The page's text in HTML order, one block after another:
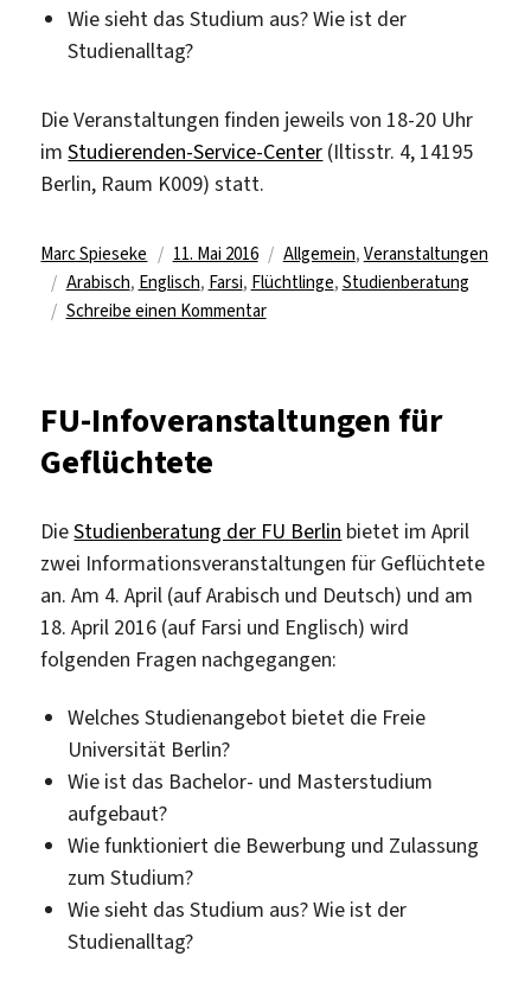
Wie sieht das Studium aus? Wie ist der
Studienalltag?
Die Veranstaltungen finden jeweils von 18-20 Uhr
imStudierenden-Service-Center (Iltisstr. 4, 14195
Berlin, Raum K009) statt.
Autor
Marc Spieseke
Veröffentlicht
am
11. Mai 2016 Kategorien
Allgemein, Veranstaltungen
Schlagwörter
Arabisch, Englisch, Farsi, Flüchtlinge, Studienberatung
Schreibe einen Kommentarzu
für
FU-Infoveranstaltungen für
Geflüchtete
DieStudienberatung der FU Berlin bietet im April
zwei Informationsveranstaltungen für Geflüchtete
an. Am 4. April (auf Arabisch und Deutsch) und am
18. April 2016 (auf Farsi und Englisch) wird
folgenden Fragen nachgegangen:
Welches Studienangebot bietet die Freie
Universität Berlin?
Wie ist das Bachelor- und Masterstudium
aufgebaut?
Wie funktioniert die Bewerbung und Zulassung
zum Studium?
Wie sieht das Studium aus? Wie ist der
Studienalltag?